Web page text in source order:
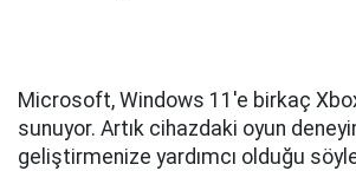
Microsoft, Windows 11'e birkaç
sunuyor. Artık cihazdaki oyun
geliştirmenize yardımcı olduğu